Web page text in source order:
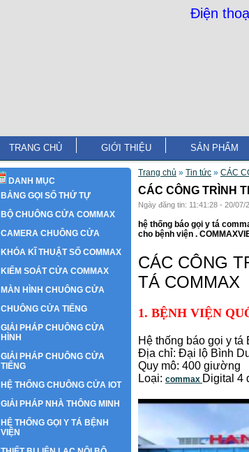
Điện
TRANG CHỦ GIỚI THIỆU SẢN PHẨM
DANH MỤC
BẢNG GỌI SỐ THỨ TỰ
BỘ CHUÔNG CỬA COMMAX
CAMERA CHUÔNG CỬA
KHÓA KĨ THUẬT SỐ COMMAX
KIỂM SOÁT CỬA COMMAX
MÀN HÌNH CHUÔNG CỬA
CHUÔNG CỬA TIẾNG
GIẢI PHÁP CHUÔNG CỬA
HÌNH
GIẢI PHÁP CHUÔNG CỬA
TIẾNG
HỆ THỐNG CHUÔNG CỬA IOT
GIẢI PHÁP NHÀ THÔNG MINH
HỆ THỐNG GỌI Y TÁ BỆNH
VIỆN
Trang chủ » Tin tức » CÁC
CÁC CÔNG TRÌNH
Ngày đăng tin: 11:41:28 - 20/
hệ thống báo gọi y tá
cho bệnh viện .
CÁC CÔNG
TÁ COMMAX
1. BỆNH VIỆN
Hệ thống báo gọi y
Địa chỉ: Đại lộ Bình
Quy mô: 400 giường
Loại: commax Digital 4